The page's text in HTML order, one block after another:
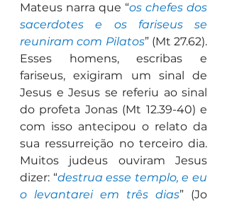
Mateus narra que “os chefes dos
sacerdotes e os fariseus se
reuniram com Pilatos” (Mt 27.62).
Esses homens, escribas e
fariseus, exigiram um sinal de
Jesus e Jesus se referiu ao sinal
do profeta Jonas (Mt 12.39-40) e
com isso antecipou o relato da
sua ressurreição no terceiro dia.
Muitos judeus ouviram Jesus
dizer: “destrua esse templo, e eu
o levantarei em três dias” (Jo